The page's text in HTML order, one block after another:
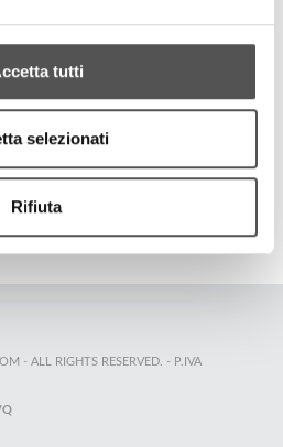
tutti
selezionati
Rifiuta
HIGHLIGHTS
- ALL RIGHTS RESERVED. - P.IVA